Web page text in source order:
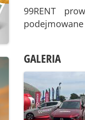
99RENT
GALERIA